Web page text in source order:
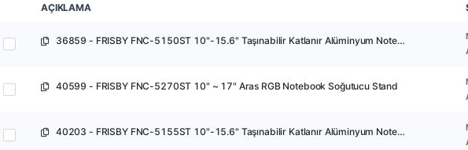
AÇIKLAMA
36859 - FRISBY FNC-5150ST 10"-15.6" Taşınabilir Katlanır Alüminyum Notebook Soğutucu Stand
40599 - FRISBY FNC-5270ST 10" ~ 17" Aras RGB Notebook Soğutucu Stand
40203 - FRISBY FNC-5155ST 10"-15.6" Taşınabilir Katlanır Alüminyum Notebook Soğutucu Stand